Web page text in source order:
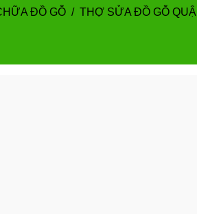
ĐỒ GỖ THỢ SỬA ĐỒ GỖ